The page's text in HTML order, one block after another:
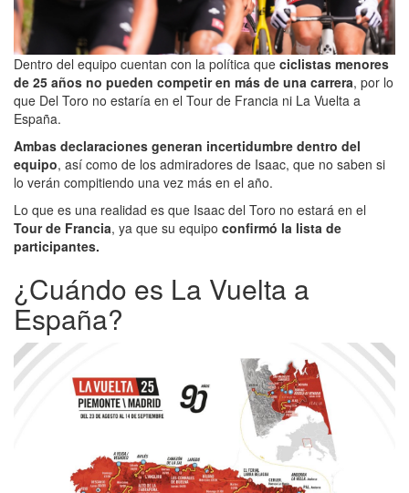
Dentro del equipo cuentan con la política que ciclistas menores
de 25 años no pueden competir en más de una carrera, por lo
que Del Toro no estaría en el Tour de Francia ni La Vuelta a
España.
Ambas declaraciones generan incertidumbre dentro del
equipo, así como de los admiradores de Isaac, que no saben si
lo verán compitiendo una vez más en el año.
Lo que es una realidad es que Isaac del Toro no estará en el
Tour de Francia, ya que su equipo confirmó la lista de
participantes.
¿Cuándo es La Vuelta a
España?